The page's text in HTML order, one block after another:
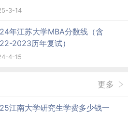
3-14
年江苏大学MBA分数线（含
2023历年复试）
4-15
更多
江南大学研究生学费多少钱一